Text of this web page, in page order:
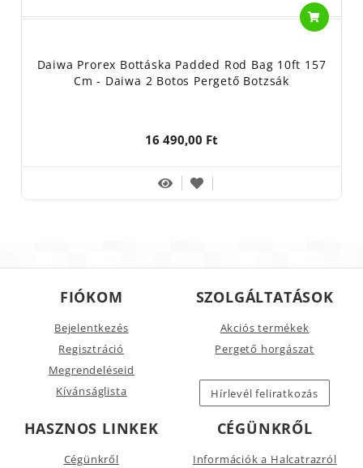
Daiwa Prorex Bottáska Padded Rod Bag 10ft 157
Cm - Daiwa 2 Botos Pergető Botzsák
16 490,00 Ft
FIÓKOM
Bejelentkezés
Regisztráció
Megrendeléseid
Kívánságlista
SZOLGÁLTATÁSOK
Akciós termékek
Pergető horgászat
Hírlevél feliratkozás
HASZNOS LINKEK
Cégünkről
CÉGÜNKRŐL
Információk a Halcatrazról